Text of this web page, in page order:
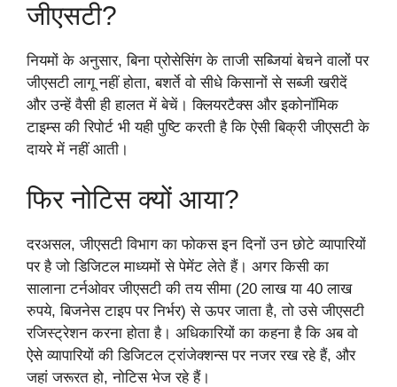
जीएसटी?
नियमों के अनुसार, बिना प्रोसेसिंग के ताजी सब्जियां बेचने वालों पर
जीएसटी लागू नहीं होता, बशर्ते वो सीधे किसानों से सब्जी खरीदें
और उन्हें वैसी ही हालत में बेचें। क्लियरटैक्स और इकोनॉमिक
टाइम्स की रिपोर्ट भी यही पुष्टि करती है कि ऐसी बिक्री जीएसटी के
दायरे में नहीं आती।
फिर नोटिस क्यों आया?
दरअसल, जीएसटी विभाग का फोकस इन दिनों उन छोटे व्यापारियों
पर है जो डिजिटल माध्यमों से पेमेंट लेते हैं। अगर किसी का
सालाना टर्नओवर जीएसटी की तय सीमा (20 लाख या 40 लाख
रुपये, बिजनेस टाइप पर निर्भर) से ऊपर जाता है, तो उसे जीएसटी
रजिस्ट्रेशन करना होता है। अधिकारियों का कहना है कि अब वो
ऐसे व्यापारियों की डिजिटल ट्रांजेक्शन्स पर नजर रख रहे हैं, और
जहां जरूरत हो, नोटिस भेज रहे हैं।